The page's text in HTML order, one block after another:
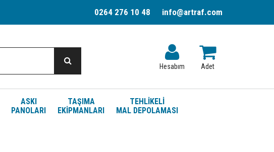
0264 276 10 48 info@artraf.com
Hesabım Adet
ASKI
PANOLARI
TAŞIMA
EKİPMANLARI
TEHLİKELİ
MAL DEPOLAMASI